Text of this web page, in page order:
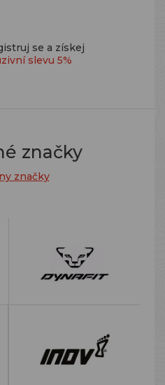
se a získej
slevu 5%
značky
značky